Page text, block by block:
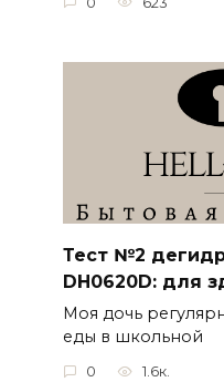
Тест №2
DH0620D: для
Моя дочь
еды в школьной
0 1.6к.